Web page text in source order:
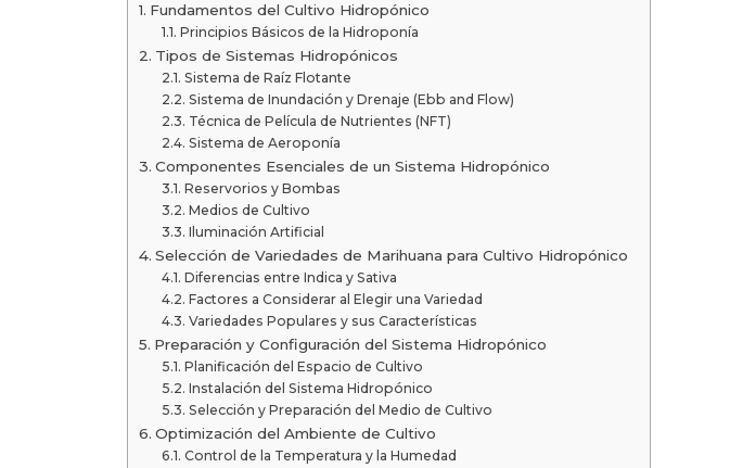
Fundamentos del Cultivo Hidropónico
Principios Básicos de la Hidroponía
Tipos de Sistemas Hidropónicos
Sistema de Raíz Flotante
Sistema de Inundación y Drenaje (Ebb and Flow)
Técnica de Película de Nutrientes (NFT)
Sistema de Aeroponía
Componentes Esenciales de un Sistema Hidropónico
Reservorios y Bombas
Medios de Cultivo
Iluminación Artificial
Selección de Variedades de Marihuana para Cultivo Hidropónico
Diferencias entre Indica y Sativa
Factores a Considerar al Elegir una Variedad
Variedades Populares y sus Características
Preparación y Configuración del Sistema Hidropónico
Planificación del Espacio de Cultivo
Instalación del Sistema Hidropónico
Selección y Preparación del Medio de Cultivo
Optimización del Ambiente de Cultivo
Control de la Temperatura y la Humedad